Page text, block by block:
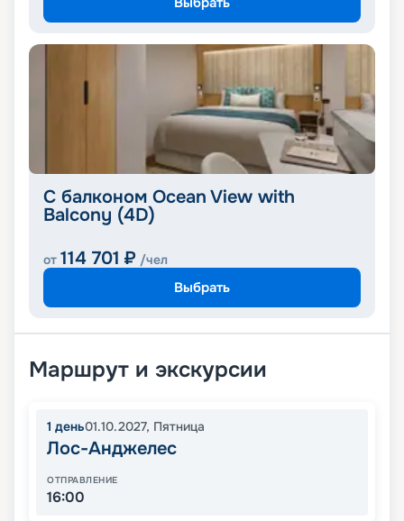
С балконом Ocean View with
Balcony (4D)
от 114 701 ₽ /чел
Выбрать
Маршрут и экскурсии
1 день01.10.2027, Пятница
Лос-Анджелес
ОТПРАВЛЕНИЕ
16:00